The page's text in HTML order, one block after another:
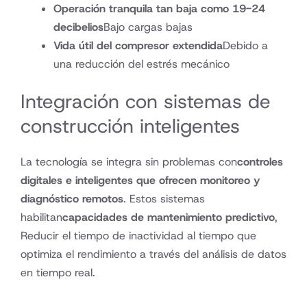
Operación tranquila tan baja como 19-24
decibeliosBajo cargas bajas
Vida útil del compresor extendidaDebido a
una reducción del estrés mecánico
Integración con sistemas de
construcción inteligentes
La tecnología se integra sin problemas concontroles
digitales e inteligentes que ofrecen monitoreo y
diagnóstico remotos. Estos sistemas
habilitancapacidades de mantenimiento predictivo,
Reducir el tiempo de inactividad al tiempo que
optimiza el rendimiento a través del análisis de datos
en tiempo real.